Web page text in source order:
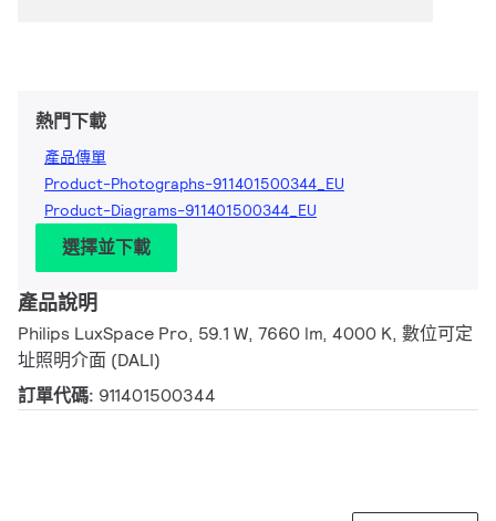
熱門下載
產品傳單
Product-Photographs-911401500344_EU
Product-Diagrams-911401500344_EU
選擇並下載
產品說明
Philips LuxSpace Pro, 59.1 W, 7660 lm, 4000 K, 數位可定
址照明介面 (DALI)
訂單代碼: 911401500344